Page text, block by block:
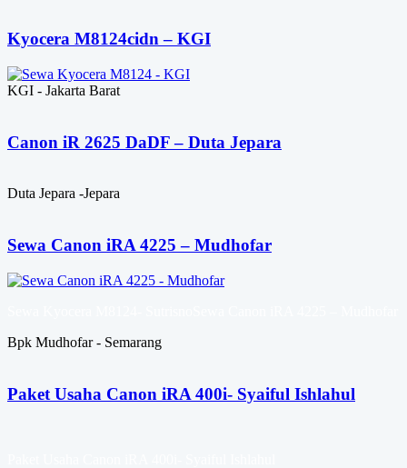
Kyocera M8124cidn – KGI
KGI - Jakarta Barat
Canon iR 2625 DaDF – Duta Jepara
Duta Jepara -Jepara
Sewa Canon iRA 4225 – Mudhofar
Bpk Mudhofar - Semarang
Paket Usaha Canon iRA 400i- Syaiful Ishlahul